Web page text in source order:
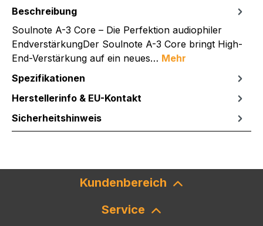
Beschreibung
Soulnote A-3 Core – Die Perfektion audiophiler
EndverstärkungDer Soulnote A-3 Core bringt High-
End-Verstärkung auf ein neues… Mehr
Spezifikationen
Herstellerinfo & EU-Kontakt
Sicherheitshinweis
Kundenbereich
Service